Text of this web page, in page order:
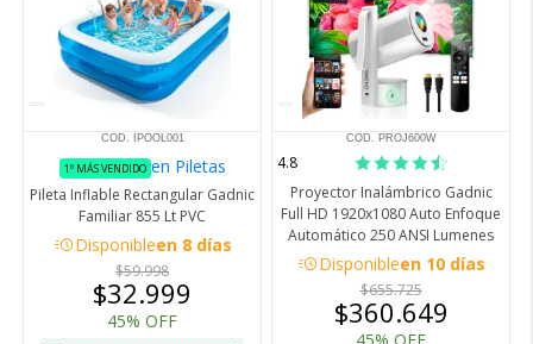
COD. IPOOL001
1º MÁS VENDIDO en Piletas
Pileta Inflable Rectangular Gadnic
Familiar 855 Lt PVC
acuteDisponibleen 8 días
$59.998
$32.999
45% OFF
COD. PROJ600W
4.8
Proyector Inalámbrico Gadnic
Full HD 1920x1080 Auto Enfoque
Automático 250 ANSI Lumenes
acuteDisponibleen 10 días
$655.725
$360.649